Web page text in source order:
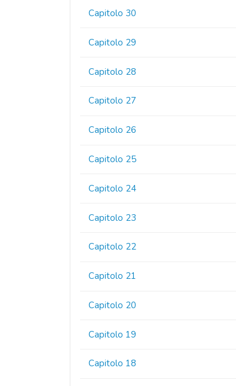
Capitolo 30
Capitolo 29
Capitolo 28
Capitolo 27
Capitolo 26
Capitolo 25
Capitolo 24
Capitolo 23
Capitolo 22
Capitolo 21
Capitolo 20
Capitolo 19
Capitolo 18